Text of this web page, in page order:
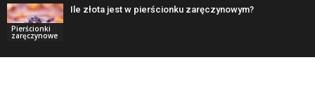
Pierścionki
zaręczynowe
Ile złota jest w pierścionku zaręczynowym?